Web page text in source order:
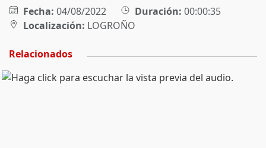
Fecha: 04/08/2022 Duración: 00:00:35
Localización: LOGROÑO
Relacionados